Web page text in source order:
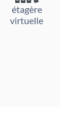
étagère
virtuelle